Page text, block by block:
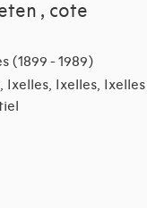
, cote
(1899 - 1989)
Ixelles, Ixelles, Ixelles